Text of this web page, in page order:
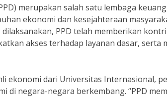
merupakan salah satu lembaga
ekonomi dan kesejahteraan
PPD telah memberikan
akses terhadap layanan dasar, serta
ekonomi dari Universitas Internasional,
di negara-negara berkembang. “PPD